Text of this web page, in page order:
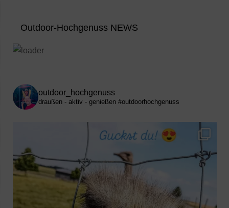
Outdoor-Hochgenuss NEWS
outdoor_hochgenuss
draußen - aktiv - genießen #outdoorhochgenuss